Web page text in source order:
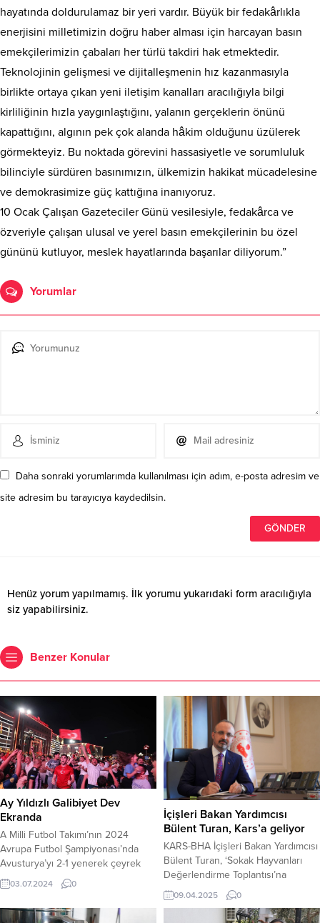
hayatında doldurulamaz bir yeri vardır. Büyük bir fedakârlıkla
enerjisini milletimizin doğru haber alması için harcayan basın
emekçilerimizin çabaları her türlü takdiri hak etmektedir.
Teknolojinin gelişmesi ve dijitalleşmenin hız kazanmasıyla
birlikte ortaya çıkan yeni iletişim kanalları aracılığıyla bilgi
kirliliğinin hızla yaygınlaştığını, yalanın gerçeklerin önünü
kapattığını, algının pek çok alanda hâkim olduğunu üzülerek
görmekteyiz. Bu noktada görevini hassasiyetle ve sorumluluk
bilinciyle sürdüren basınımızın, ülkemizin hakikat mücadelesine
ve demokrasimize güç kattığına inanıyoruz.
10 Ocak Çalışan Gazeteciler Günü vesilesiyle, fedakârca ve
özveriyle çalışan ulusal ve yerel basın emekçilerinin bu özel
gününü kutluyor, meslek hayatlarında başarılar diliyorum.”
Yorumlar
Daha sonraki yorumlarımda kullanılması için adım, e-posta adresim ve
site adresim bu tarayıcıya kaydedilsin.
Henüz yorum yapılmamış. İlk yorumu yukarıdaki form aracılığıyla
siz yapabilirsiniz.
Benzer Konular
Ay Yıldızlı Galibiyet Dev
Ekranda
A Milli Futbol Takımı’nın 2024
Avrupa Futbol Şampiyonası’nda
Avusturya’yı 2-1 yenerek çeyrek
finale yükseldiği heyecan dolu maç
Kalaba Kent Meydanı’nda dev
ekranda yayınlandı.
03.07.2024 0
İçişleri Bakan Yardımcısı
Bülent Turan, Kars’a geliyor
KARS-BHA İçişleri Bakan Yardımcısı
Bülent Turan, ‘Sokak Hayvanları
Değerlendirme Toplantısı’na
katılmak üzere Kars’a geliyor.
Turizm Birliği Başkanı Halit Özer ve
beraberindeki heyetten Vali Ziya
09.04.2025 0